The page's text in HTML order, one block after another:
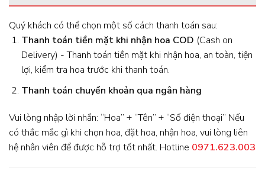
Quý khách có thể chọn một số cách thanh toán sau:
Thanh toán tiền mặt khi nhận hoa COD (Cash on
Delivery) - Thanh toán tiền mặt khi nhận hoa, an toàn, tiện
lợi, kiểm tra hoa trước khi thanh toán.
Thanh toán chuyển khoản qua ngân hàng
Vui lòng nhập lời nhắn: “Hoa” + “Tên” + “Số điện thoại” Nếu
có thắc mắc gì khi chọn hoa, đặt hoa, nhận hoa, vui lòng liên
hệ nhân viên để được hỗ trợ tốt nhất. Hotline 0971.623.003